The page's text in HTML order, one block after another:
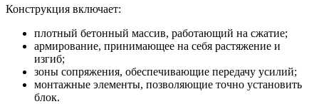
Конструкция включает:
плотный бетонный массив, работающий на сжатие;
армирование, принимающее на себя растяжение и
изгиб;
зоны сопряжения, обеспечивающие передачу усилий;
монтажные элементы, позволяющие точно установить
блок.